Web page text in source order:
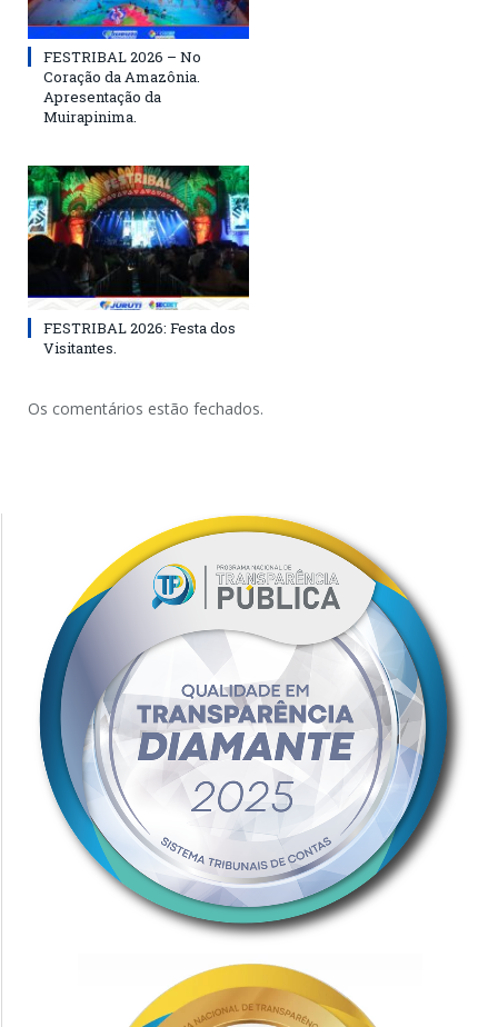
FESTRIBAL 2026 – No
Coração da Amazônia.
Apresentação da
Muirapinima.
FESTRIBAL 2026: Festa dos
Visitantes.
Os comentários estão fechados.